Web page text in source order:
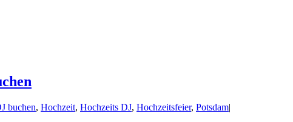
buchen, Hochzeit, Hochzeits DJ, Hochzeitsfeier, Potsdam|